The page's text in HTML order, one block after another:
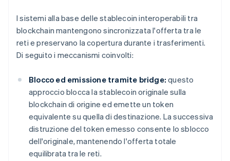
I sistemi alla base delle stablecoin interoperabili tra
blockchain mantengono sincronizzata l'offerta tra le
reti e preservano la copertura durante i trasferimenti.
Di seguito i meccanismi coinvolti:
Blocco ed emissione tramite bridge: questo
approccio blocca la stablecoin originale sulla
blockchain di origine ed emette un token
equivalente su quella di destinazione. La successiva
distruzione del token emesso consente lo sblocco
dell'originale, mantenendo l'offerta totale
equilibrata tra le reti.